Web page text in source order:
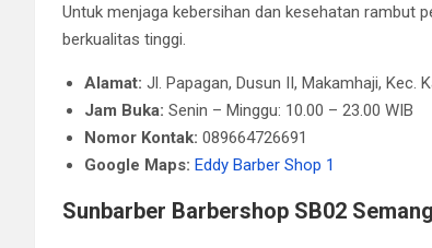
Untuk menjaga kebersihan dan kesehatan rambut
berkualitas tinggi.
Alamat: Jl. Papagan, Dusun II, Makamhaji, Kec.
Jam Buka: Senin – Minggu: 10.00 – 23.00 WIB
Nomor Kontak: 089664726691
Google Maps: Eddy Barber Shop 1
Sunbarber Barbershop SB02